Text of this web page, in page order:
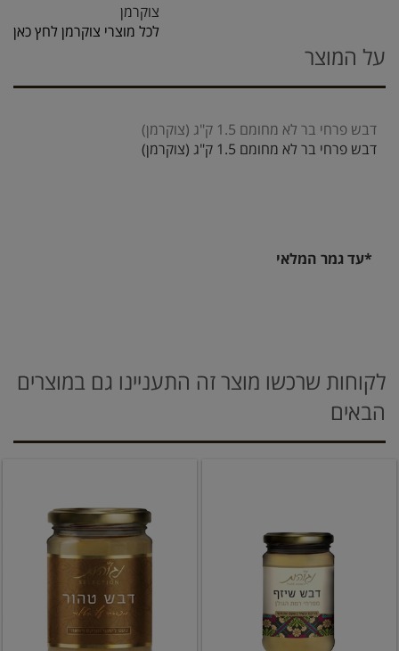
צוקרמן
לכל מוצרי צוקרמן לחץ כאן
על המוצר
דבש פרחי בר לא מחומם 1.5 ק"ג (צוקרמן)
דבש פרחי בר לא מחומם 1.5 ק"ג (צוקרמן)
*עד גמר המלאי
לקוחות שרכשו מוצר זה התעניינו גם במוצרים
הבאים